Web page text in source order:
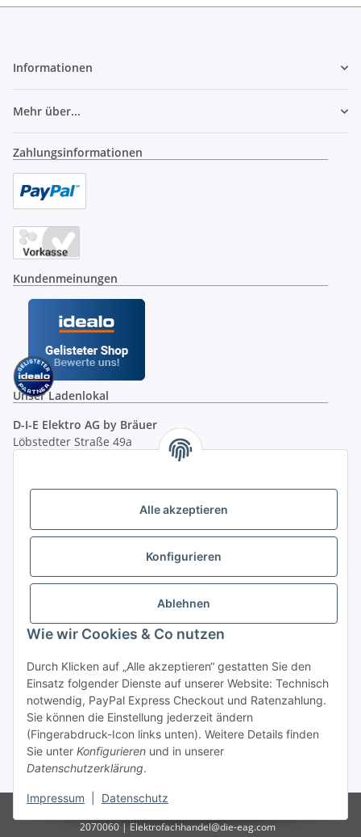
Alle akzeptieren
Konfigurieren
Ablehnen
Wie wir Cookies & Co nutzen
Durch Klicken auf „Alle akzeptieren“ gestatten Sie den
Einsatz folgender Dienste auf unserer Website: Technisch
notwendig, PayPal Express Checkout und Ratenzahlung.
Sie können die Einstellung jederzeit ändern
(Fingerabdruck-Icon links unten). Weitere Details finden
Sie unter Konfigurieren und in unserer
Datenschutzerklärung.
Impressum Datenschutz
Informationen
Mehr über...
Zahlungsinformationen
Kundenmeinungen
Unser Ladenlokal
D-I-E Elektro AG by Bräuer
Löbstedter Straße 49a
( siehe Google-Maps )
Öffnungszeiten:
10.00 - 18.00 Uhr
Ladenpreis versus Internetpreis
Vertrag widerrufen
05.00 - 21.30 Uhr | Freitag: 05.00 - 18.00 Uhr | Samstag: 09.00
- 12.00 Uhr (0,49€ je angef. Minute) oder per E-Mail über
unserKontaktformular
* Alle Preise inkl. gesetzlicher USt., zzgl.Versand | - ACHTUNG: Bei
Einbaugeräten gilt: Die im Produktbild abgebildete Möbelfront ist nicht im
Lieferumfang enthalten.
2070060 | Elektrofachhandel@die-eag.com